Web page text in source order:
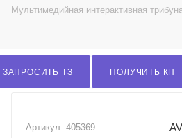
Мультимедийная интерактивная
ЗАПРОСИТЬ ТЗ ПОЛУЧИТЬ КП
Артикул: 405369